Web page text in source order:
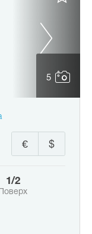
5
$
€
1/2
Поверх